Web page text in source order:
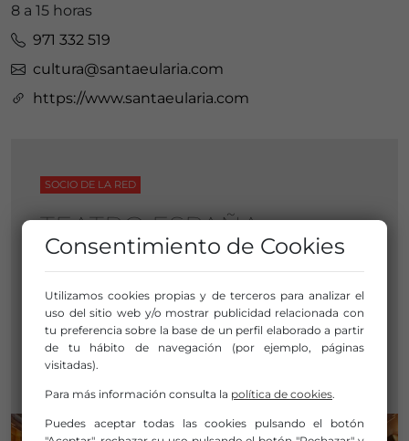
8 a 15 horas
971 332 519
cultura@santaeularia.com
https://www.santaeularia.com
SOCIO DE LA RED
TEATRO ESPAÑA
C/ Sant Jaume, 81
07840 Santa Eulària des Riu
Baleares
Islas Baleares / Illes Balears
Consentimiento de Cookies
Utilizamos cookies propias y de terceros para analizar el
uso del sitio web y/o mostrar publicidad relacionada con
tu preferencia sobre la base de un perfil elaborado a partir
de tu hábito de navegación (por ejemplo, páginas
visitadas).
Para más información consulta la política de cookies.
Puedes aceptar todas las cookies pulsando el botón